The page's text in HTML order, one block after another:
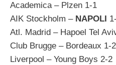
Academica – Plzen 1-1
AIK Stockholm – NAPOLI
Atl. Madrid – Hapoel Tel
Club Brugge – Bordeaux 1-2
Liverpool – Young Boys 2-2